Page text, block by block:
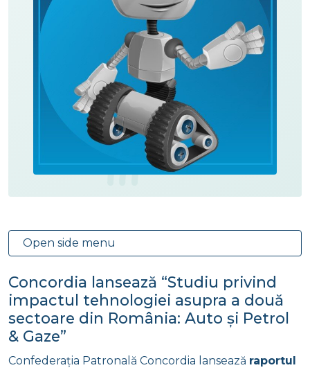
Concordia lansează “Studiu privind
impactul tehnologiei asupra a două
sectoare din România: Auto și Petrol
& Gaze”
Confederația Patronală Concordia lansează raportul
Open side menu